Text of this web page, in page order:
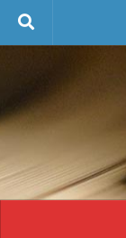
Skip to content